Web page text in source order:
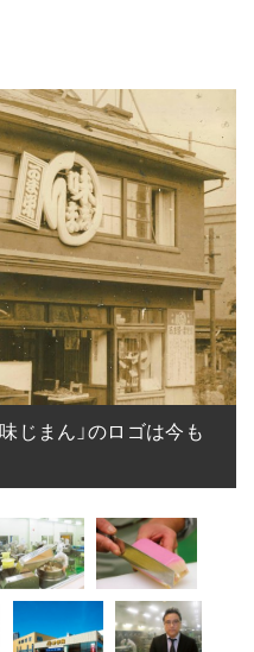
じまん」のロゴは今も